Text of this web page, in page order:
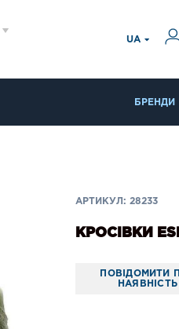
UA
БРЕНДИ
АРТИКУЛ: 28233
КРОСІВКИ
ПОВІДОМИТИ
НАЯВНІСТЬ